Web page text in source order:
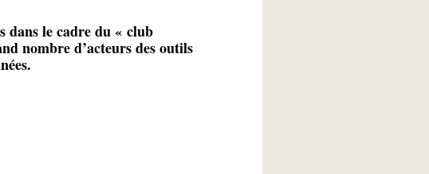
dans le cadre du « club
nombre d’acteurs des outils